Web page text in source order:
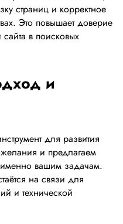
страниц и корректное
Это повышает доверие
в поисковых
и
для развития
и предлагаем
именно вашим задачам.
на связи для
и технической